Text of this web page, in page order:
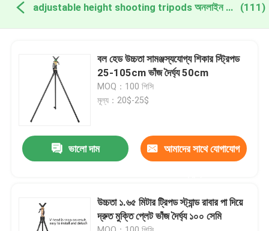
adjustable height shooting tripods অনলাইন উত্পাদন (111)
বল হেড উচ্চতা সামঞ্জস্যযোগ্য শিকার স্ট্রিপড
25-105cm ভাঁজ দৈর্ঘ্য 50cm
MOQ：100 পিসি
মূল্য：20$-25$
ভালো দাম আমাদের সাথে যোগাযোগ
উচ্চতা ১.৬৫ মিটার ট্রিপড স্ট্যান্ড রাবার পা দিয়ে
দ্রুত মুক্তি প্লেট ভাঁজ দৈর্ঘ্য ১০০ সেমি